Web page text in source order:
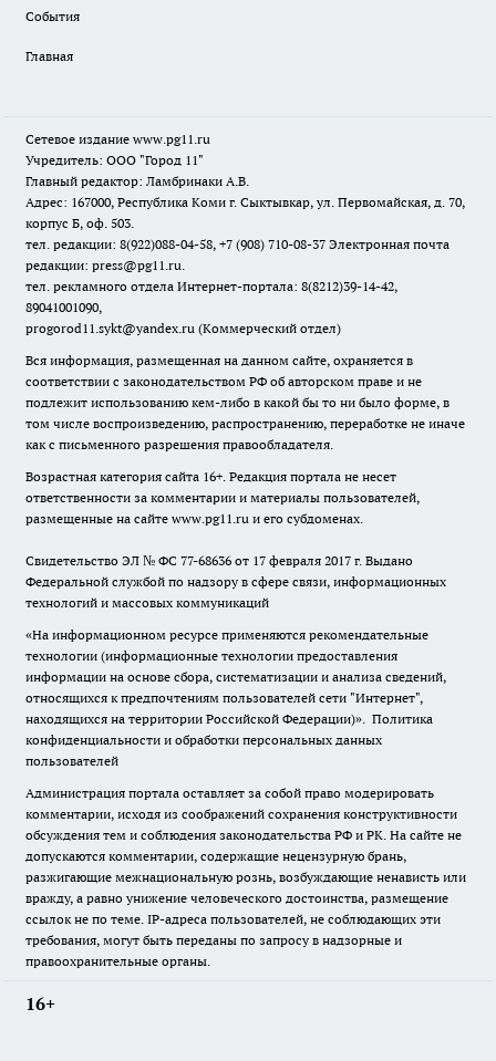
События
Главная
Сетевое издание www.pg11.ru
Учредитель: ООО "Город 11"
Главный редактор: Ламбринаки А.В.
Адрес: 167000, Республика Коми г. Сыктывкар, ул. Первомайская, д. 70,
корпус Б, оф. 503.
тел. редакции: 8(922)088-04-58, +7 (908) 710-08-37 Электронная почта
редакции: press@pg11.ru.
тел. рекламного отдела Интернет-портала: 8(8212)39-14-42,
89041001090,
progorod11.sykt@yandex.ru (Коммерческий отдел)
Вся информация, размещенная на данном сайте, охраняется в
соответствии с законодательством РФ об авторском праве и не
подлежит использованию кем-либо в какой бы то ни было форме, в
том числе воспроизведению, распространению, переработке не иначе
как с письменного разрешения правообладателя.
Возрастная категория сайта 16+. Редакция портала не несет
ответственности за комментарии и материалы пользователей,
размещенные на сайте www.pg11.ru и его субдоменах.
Свидетельство ЭЛ № ФС 77-68636 от 17 февраля 2017 г. Выдано
Федеральной службой по надзору в сфере связи, информационных
технологий и массовых коммуникаций
«На информационном ресурсе применяются рекомендательные
технологии (информационные технологии предоставления
информации на основе сбора, систематизации и анализа сведений,
относящихся к предпочтениям пользователей сети "Интернет",
находящихся на территории Российской Федерации)». Политика
конфиденциальности и обработки персональных данных
пользователей
Администрация портала оставляет за собой право модерировать
комментарии, исходя из соображений сохранения конструктивности
обсуждения тем и соблюдения законодательства РФ и РК. На сайте не
допускаются комментарии, содержащие нецензурную брань,
разжигающие межнациональную рознь, возбуждающие ненависть или
вражду, а равно унижение человеческого достоинства, размещение
ссылок не по теме. IP-адреса пользователей, не соблюдающих эти
требования, могут быть переданы по запросу в надзорные и
правоохранительные органы.
16+